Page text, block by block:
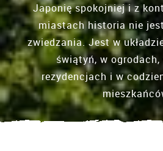
Japonię spokojniej i z
miastach historia nie
zwiedzania. Jest w
świątyń, w
rezydencjach i w